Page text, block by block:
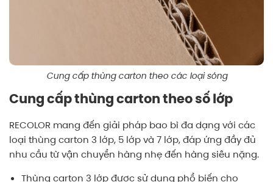
Cung cấp thùng carton theo các loại sóng
Cung cấp thùng carton theo số lớp
RECOLOR mang đến giải pháp bao bì đa dạng với các
loại thùng carton 3 lớp, 5 lớp và 7 lớp, đáp ứng đầy đủ
nhu cầu từ vận chuyển hàng nhẹ đến hàng siêu nặng.
Thùng carton 3 lớp được sử dụng phổ biến cho